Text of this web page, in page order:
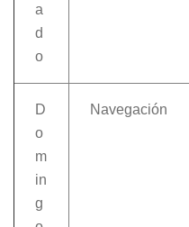
a
d
o
D
o
m
in
g
Navegación